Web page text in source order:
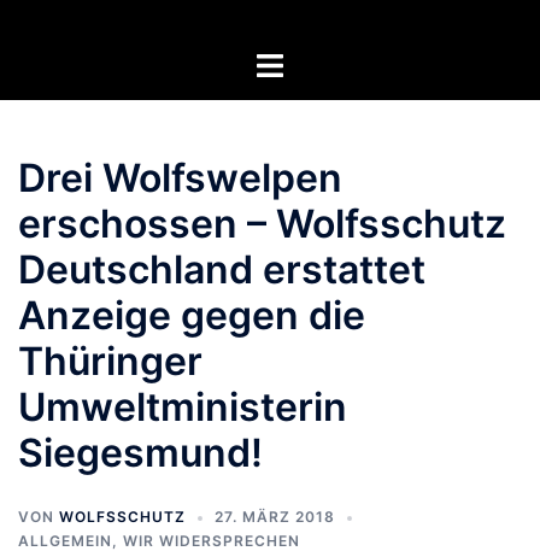
Menü
Drei Wolfswelpen
erschossen – Wolfsschutz
Deutschland erstattet
Anzeige gegen die
Thüringer
Umweltministerin
Siegesmund!
VON WOLFSSCHUTZ
27. MÄRZ 2018
ALLGEMEIN , WIR WIDERSPRECHEN